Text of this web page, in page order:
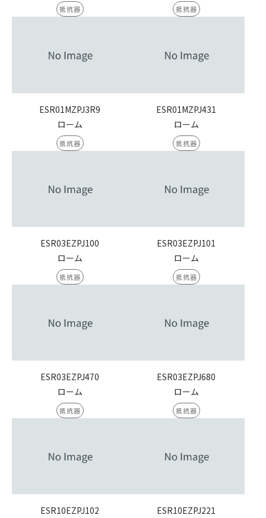
抵抗器 抵抗器
ESR01MZPJ3R9
ローム
抵抗器
ESR01MZPJ431
ローム
抵抗器
ESR03EZPJ100
ローム
抵抗器
ESR03EZPJ101
ローム
抵抗器
ESR03EZPJ470
ローム
抵抗器
ESR03EZPJ680
ローム
抵抗器
ESR10EZPJ102
ESR10EZPJ221